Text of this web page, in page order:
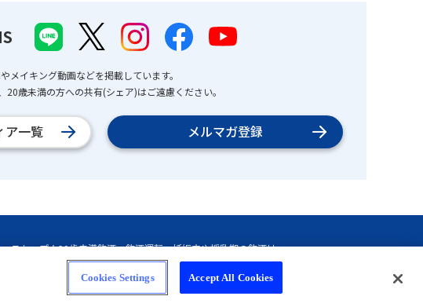
メイキング動画などを掲載しています。
歳未満の方への共有(シェア)はご遠慮ください。
ア一覧 メルマガ登録
Cookies Settings Accept All Cookies